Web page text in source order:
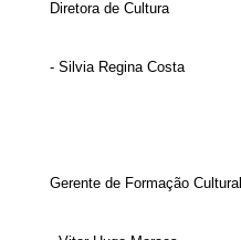
Diretora de Cultura
- Silvia Regina Costa
Gerente de Formação Cultural